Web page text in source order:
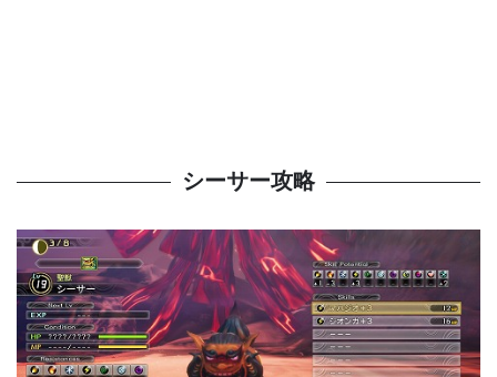
シーサー攻略